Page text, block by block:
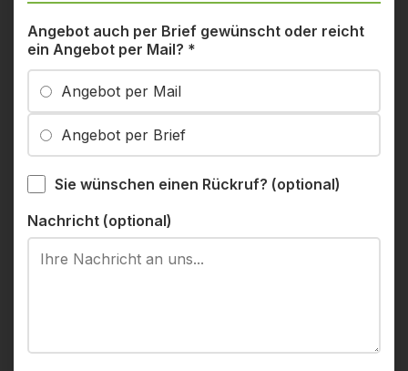
Angebot auch per Brief gewünscht oder reicht
ein Angebot per Mail? *
Angebot per Mail
Angebot per Brief
Sie wünschen einen Rückruf? (optional)
Nachricht (optional)